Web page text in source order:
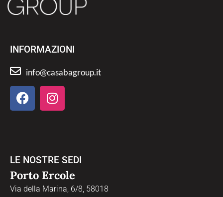
INFORMAZIONI
info@casabagroup.it
LE NOSTRE SEDI
Porto Ercole
Via della Marina, 6/8, 58018